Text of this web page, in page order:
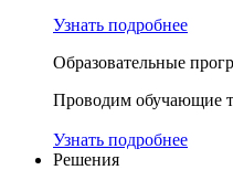
Узнать подробнее
Образовательные
Проводим обучающие
Узнать подробнее
Решения